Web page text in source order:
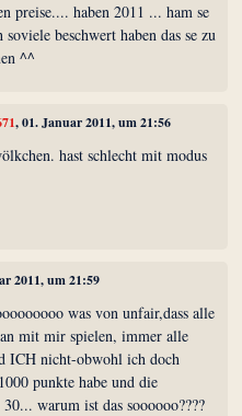
preise.... haben 2011 ... ham se
beschwert haben das se zu
^^
, 01. Januar 2011, um 21:56
hast schlecht mit modus
2011, um 21:59
was von unfair,dass alle
mit mir spielen, immer alle
ICH nicht-obwohl ich doch
punkte habe und die
warum ist das soooooo????